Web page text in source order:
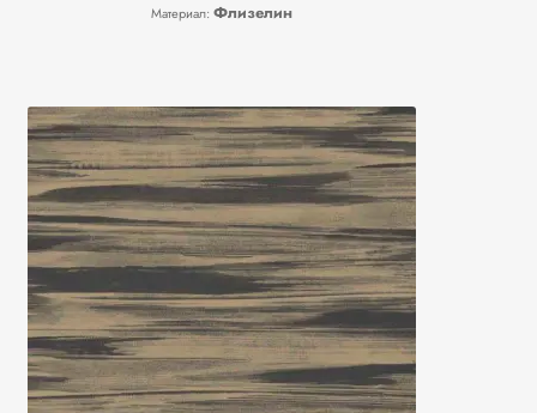
Материал: Флизелин